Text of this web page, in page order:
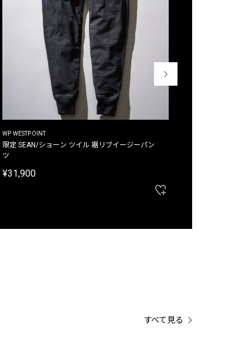
WP WESTPOINT
限定 SEAN/ショーン ツイル 裾リブイージーパン
ツ
¥31,900
すべて見る